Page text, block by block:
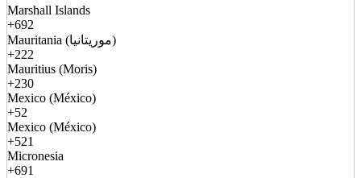
Marshall Islands
+692
Mauritania (موريتانيا)
+222
Mauritius (Moris)
+230
Mexico (México)
+52
Mexico (México)
+521
Micronesia
+691